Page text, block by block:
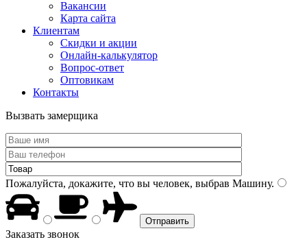
Вакансии
Карта сайта
Клиентам
Скидки и акции
Онлайн-калькулятор
Вопрос-ответ
Оптовикам
Контакты
Вызвать замерщика
Пожалуйста, докажите, что вы человек, выбрав Машину.
Заказать звонок